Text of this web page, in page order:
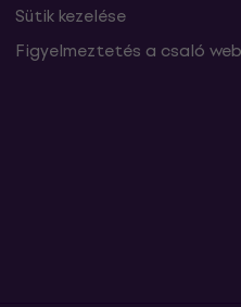
Sütik kezelése
Figyelmeztetés a csaló